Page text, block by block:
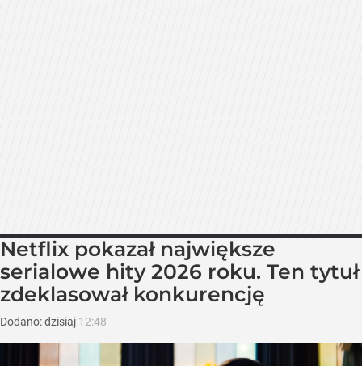
Netflix pokazał największe
serialowe hity 2026 roku. Ten tytuł
zdeklasował konkurencję
Dodano:dzisiaj 12:48